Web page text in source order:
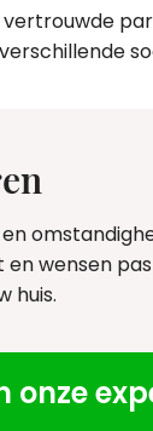
vertrouwde
wensen
huis.
onze